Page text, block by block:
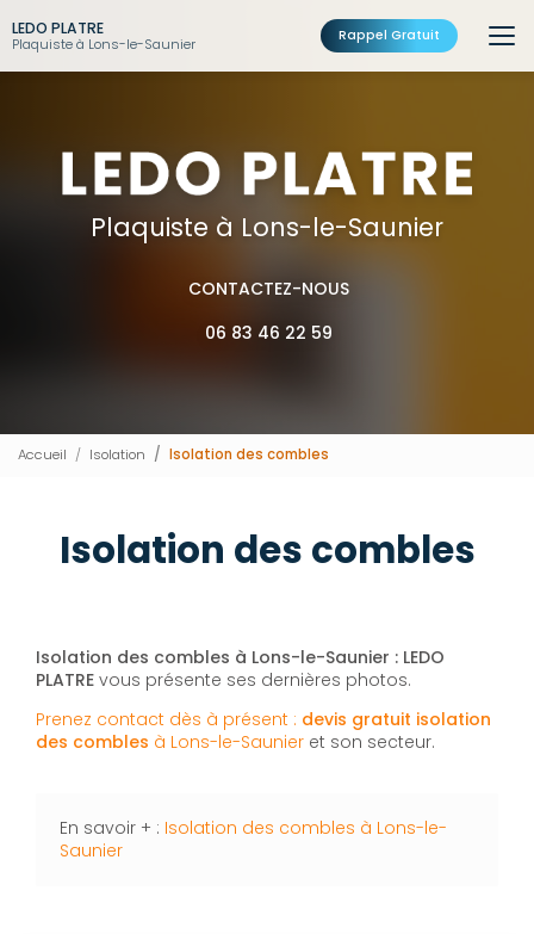
au
contenu
principal
LEDO PLATRE
Plaquiste à Lons-le-Saunier Rappel Gratuit
Plaquiste à Lons-le-Saunier
CONTACTEZ-NOUS
06 83 46 22 59
Accueil Isolation Isolation des combles
Isolation des combles
Isolation des combles à Lons-le-Saunier : LEDO
PLATRE vous présente ses dernières photos.
Prenez contact dès à présent : devis gratuit isolation
des combles à Lons-le-Saunier et son secteur.
En savoir + : Isolation des combles à Lons-le-
Saunier